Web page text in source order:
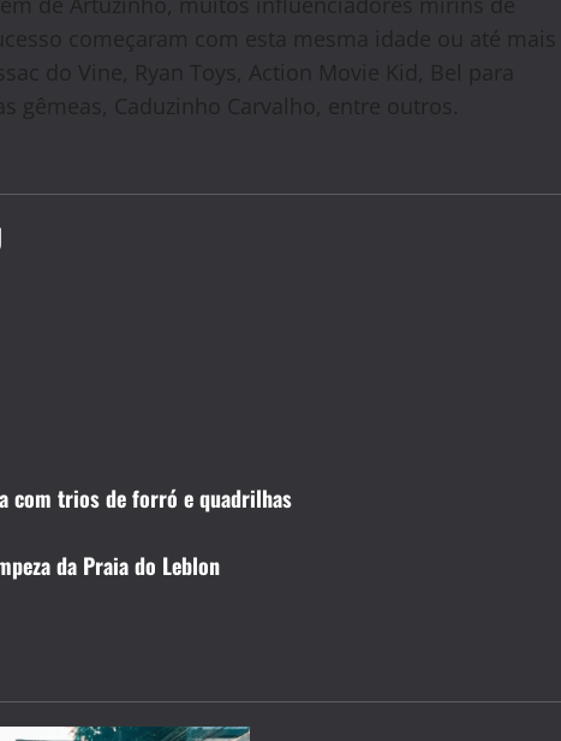
começaram com esta mesma idade ou até mais
do Vine, Ryan Toys, Action Movie Kid, Bel para
gêmeas, Caduzinho Carvalho, entre outros.
com trios de forró e quadrilhas
da Praia do Leblon